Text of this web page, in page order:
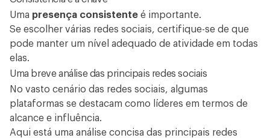
Uma presença consistente é importante.
Se escolher várias redes sociais, certifique-se de que
pode manter um nível adequado de atividade em todas
elas.
Uma breve análise das principais redes sociais
No vasto cenário das redes sociais, algumas
plataformas se destacam como líderes em termos de
alcance e influência.
Aqui está uma análise concisa das principais redes